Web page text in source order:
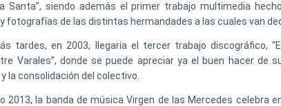
Santa”, siendo además el primer trabajo multimedia
fotografías de las distintas hermandades a las cuales van
tardes, en 2003, llegaría el tercer trabajo discográfico, “El
Varales”, donde se puede apreciar ya el buen hacer de
la consolidación del colectivo.
2013, la banda de música Virgen de las Mercedes celebra